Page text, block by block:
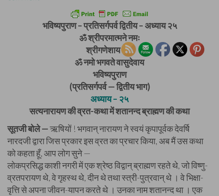
भविष्यपुराण – प्रतिसर्गपर्व द्वितीय – अध्याय २५
ॐ श्रीपरमात्मने नमः
श्रीगणेशाय नमः
ॐ नमो भगवते वासुदेवाय
भविष्यपुराण
(प्रतिसर्गपर्व — द्वितीय भाग)
अध्याय – २५
सत्यनारायण की व्रत-कथा में शतानन्द ब्राह्मण की कथा
सूतजी बोले —ऋषियों ! भगवान् नारायण ने स्वयं कृपापूर्वक देवर्षि
नारदजी द्वारा जिस प्रकार इस व्रत का प्रचार किया, अब मैं उस कथा
को कहता हूँ, आप लोग सुने —
लोकप्रसिद्ध काशी नगरी में एक श्रेष्ठ विद्वान् ब्राह्मण रहते थे, जो विष्णु-
व्रतपरायण थे, वे गृहस्थ थे, दीन थे तथा स्त्री-पुत्रवान् थे । वे भिक्षा-
वृत्ति से अपना जीवन-यापन करते थे । उनका नाम शतानन्द था । एक